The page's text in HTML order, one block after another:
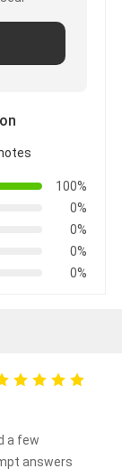
100%
0%
0%
0%
0%
a few
answers